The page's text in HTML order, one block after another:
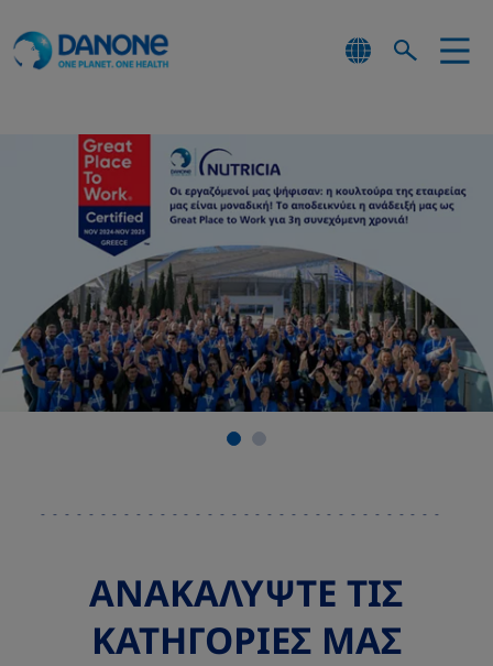
ΑΝΑΚΑΛΥΨΤΕ ΤΙΣ
ΚΑΤΗΓΟΡΙΕΣ ΜΑΣ